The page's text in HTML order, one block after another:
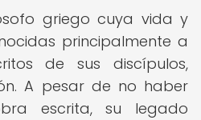
griego cuya vida y
principalmente a
de sus discípulos,
A pesar de no haber
escrita, su legado